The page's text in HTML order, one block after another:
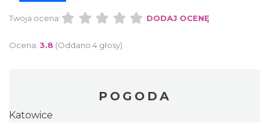
Twoja ocena: DODAJ OCENĘ
Ocena: 3.8 (Oddano 4 głosy)
POGODA
Katowice